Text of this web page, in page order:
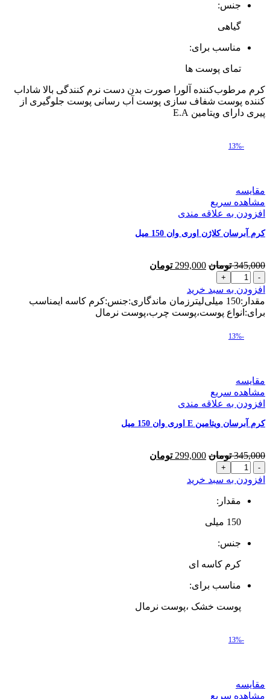
عددجنس:
گیاهی
مناسب برای:
تمای پوست ها
کرم مرطوب‌کننده آلورا صورت بدن دست نرم کنندگی بالا شاداب
کننده پوست شفاف سازی پوست آب رسانی پوست جلوگیری از
پیری دارای ویتامین E.A
-13%
مقایسه
مشاهده سریع
افزودن به علاقه مندی
کرم آبرسان کلاژن اوری وان 150 میل
345,000 تومان قیمت
بود.
299,000 تومان
است.
کرم
آبرسان
کلاژن
اوری
150
افزودن به سبد خرید
مقدار:150 میلی‌لیترزمان ماندگاری:جنس:کرم کاسه ایمناسب
برای:انواع پوست،پوست چرب،پوست نرمال
-13%
مقایسه
مشاهده سریع
افزودن به علاقه مندی
کرم آبرسان ویتامین E اوری وان 150 میل
345,000 تومان قیمت
299,000 تومان
کرم
آبرسان
E
وان
میل
افزودن به سبد خرید
مقدار:
150 میلی‌
جنس:
کرم کاسه ای
مناسب برای:
پوست خشک ،پوست نرمال
-13%
مقایسه
مشاهده سریع